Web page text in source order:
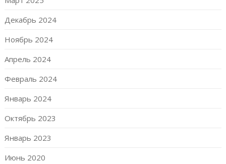
Декабрь 2024
Ноябрь 2024
Апрель 2024
Февраль 2024
Январь 2024
Октябрь 2023
Январь 2023
Июнь 2020